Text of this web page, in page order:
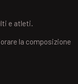
e atleti.
la composizione